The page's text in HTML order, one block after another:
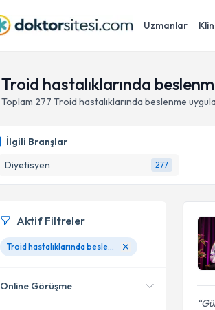
Uzmanlar
Troid hastalıklarında
Toplam 277 Troid hastalıklarında beslenme
İlgili Branşlar
Diyetisyen
277
Aktif Filtreler
Troid hastalıklarında beslenme
Online Görüşme